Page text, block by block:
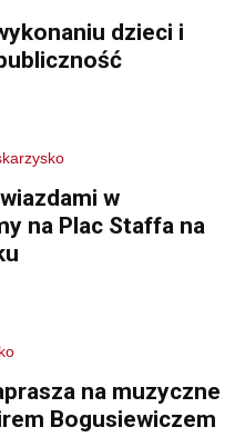
dzieci i
w
na Plac Staffa na
na muzyczne
Bogusiewiczem